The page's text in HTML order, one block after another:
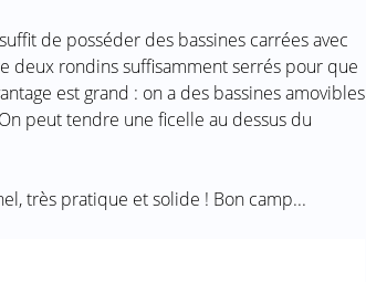
de posséder des bassines carrées avec
deux rondins suffisamment serrés pour que
est grand : on a des bassines amovibles
peut tendre une ficelle au dessus du
très pratique et solide ! Bon camp...